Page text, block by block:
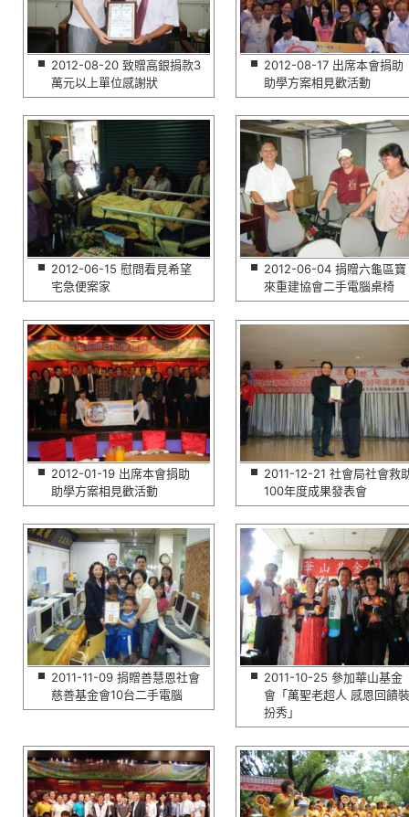
2012-08-20 致贈高銀捐款3
萬元以上單位感謝狀
2012-08-17 出席本會捐助
助學方案相見歡活動
2012-06-15 慰問看見希望
宅急便案家
2012-06-04 捐贈六龜區寶
來重建協會二手電腦桌椅
2012-01-19 出席本會捐助
助學方案相見歡活動
2011-12-21 社會局社會救
100年度成果發表會
2011-11-09 捐贈善慧恩社會
慈善基金會10台二手電腦
2011-10-25 參加華山基金
會「萬聖老超人 感恩回饋裝
扮秀」